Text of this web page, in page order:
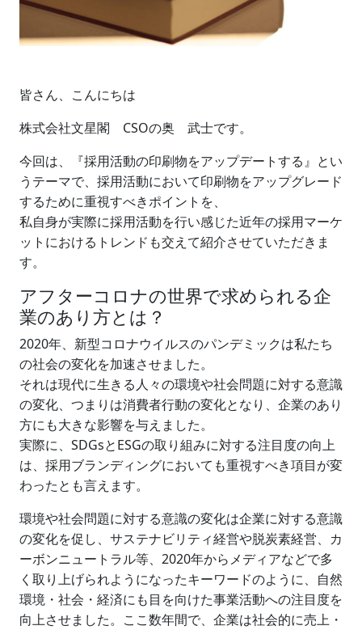
皆さん、こんにちは
株式会社文星閣 CSOの奥 武士です。
今回は、『採用活動の印刷物をアップデートする』とい
うテーマで、採用活動において印刷物をアップグレード
するために重視すべきポイントを、
私自身が実際に採用活動を行い感じた近年の採用マーケ
ットにおけるトレンドも交えて紹介させていただきま
す。
アフターコロナの世界で求められる企
業のあり方とは？
2020年、新型コロナウイルスのパンデミックは私たち
の社会の変化を加速させました。
それは現代に生きる人々の環境や社会問題に対する意識
の変化、つまりは消費者行動の変化となり、企業のあり
方にも大きな影響を与えました。
実際に、SDGsとESGの取り組みに対する注目度の向上
は、採用ブランディングにおいても重視すべき項目が変
わったとも言えます。
環境や社会問題に対する意識の変化は企業に対する意識
の変化を促し、サステナビリティ経営や脱炭素経営、カ
ーボンニュートラル等、2020年からメディアなどで多
く取り上げられようになったキーワードのように、自然
環境・社会・経済にも目を向けた事業活動への注目度を
向上させました。ここ数年間で、企業は社会的に売上・